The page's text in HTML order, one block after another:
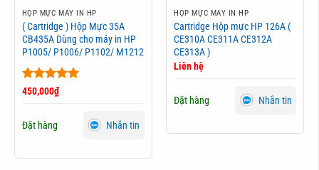
HỘP MỰC MÁY IN HP
( Cartridge ) Hộp Mực 35A
CB435A Dùng cho máy in HP
P1005/ P1006/ P1102/ M1212
Được xếp
450,000₫
Đặt hàng Nhắn tin
HỘP MỰC MÁY IN HP
Cartridge Hộp mực HP 126A (
CE310A CE311A CE312A
CE313A )
Liên hệ
Đặt hàng Nhắn tin